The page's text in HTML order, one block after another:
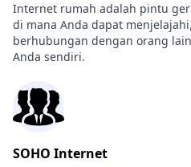
Internet rumah adalah pintu
di mana Anda dapat
berhubungan dengan orang
Anda sendiri.
SOHO Internet